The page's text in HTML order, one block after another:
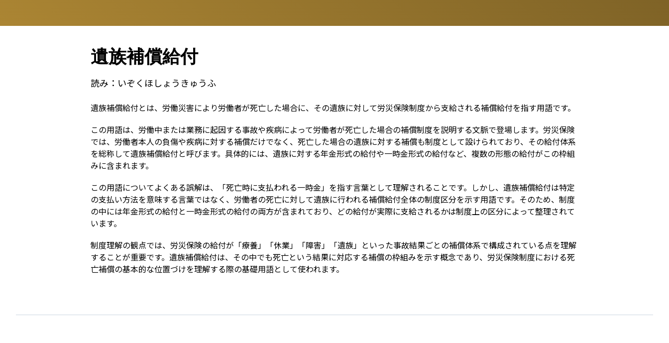
Terms
遺族補償給付
読み： いぞくほしょうきゅうふ
遺族補償給付とは、労働災害により労働者が死亡した場合に、その遺族に対して労災保険制度から支給される補償給付を指す用語です。
この用語は、労働中または業務に起因する事故や疾病によって労働者が死亡した場合の補償制度を説明する文脈で登場します。労災保険
では、労働者本人の負傷や疾病に対する補償だけでなく、死亡した場合の遺族に対する補償も制度として設けられており、その給付体系
を総称して遺族補償給付と呼びます。具体的には、遺族に対する年金形式の給付や一時金形式の給付など、複数の形態の給付がこの枠組
みに含まれます。
この用語についてよくある誤解は、「死亡時に支払われる一時金」を指す言葉として理解されることです。しかし、遺族補償給付は特定
の支払い方法を意味する言葉ではなく、労働者の死亡に対して遺族に行われる補償給付全体の制度区分を示す用語です。そのため、制度
の中には年金形式の給付と一時金形式の給付の両方が含まれており、どの給付が実際に支給されるかは制度上の区分によって整理されて
います。
制度理解の観点では、労災保険の給付が「療養」「休業」「障害」「遺族」といった事故結果ごとの補償体系で構成されている点を理解
することが重要です。遺族補償給付は、その中でも死亡という結果に対応する補償の枠組みを示す概念であり、労災保険制度における死
亡補償の基本的な位置づけを理解する際の基礎用語として使われます。